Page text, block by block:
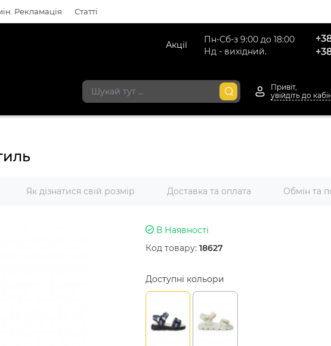
Рекламація Статті
Пн-Сб-з 9:00 до 18:00
Нд - вихідний.
Акції
Привіт,
Як дізнатися свій розмір Доставка та оплата Обмін та
В Наявності
Код товару: 18627
Доступні кольори